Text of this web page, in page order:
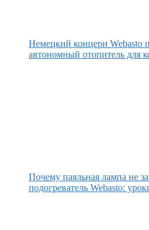
Немецкий концерн Webasto
автономный отопитель для
Почему паяльная лампа не
подогреватель Webasto: